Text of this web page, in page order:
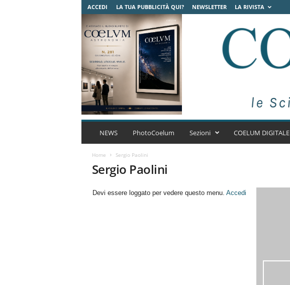
ACCEDI LA TUA PUBBLICITÀ QUI? NEWSLETTER LA RIVISTA
C
s
NEWS PhotoCoelum Sezioni COELUM DIGITALE
Home Sergio Paolini
Sergio Paolini
Devi essere loggato per vedere questo menu. Accedi